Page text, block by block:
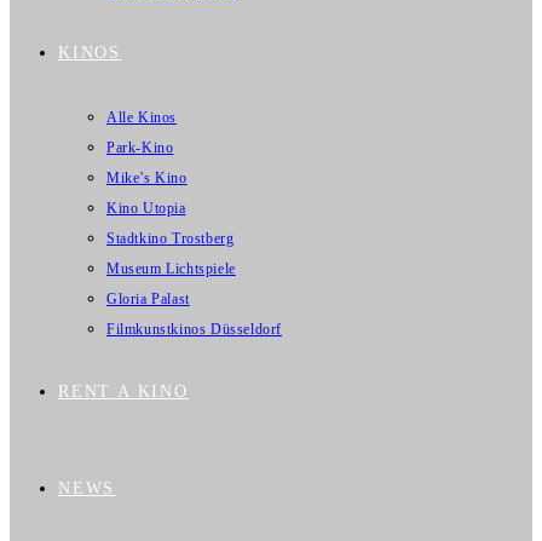
KINOS
Alle Kinos
Park-Kino
Mike’s Kino
Kino Utopia
Stadtkino Trostberg
Museum Lichtspiele
Gloria Palast
Filmkunstkinos Düsseldorf
RENT A KINO
NEWS